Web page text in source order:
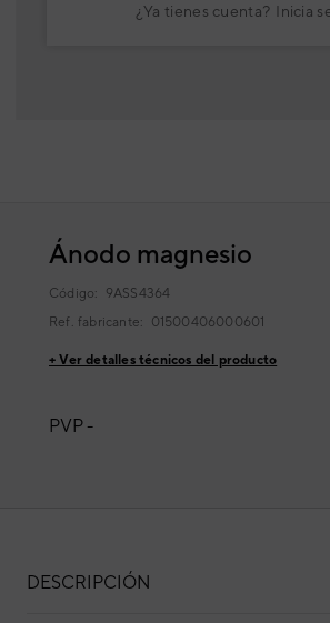
¿Ya tienes cuenta? Inicia
Ánodo magnesio
Código: 9ASS4364
Ref. fabricante: 01500406000601
+ Ver detalles técnicos del producto
PVP -
DESCRIPCIÓN